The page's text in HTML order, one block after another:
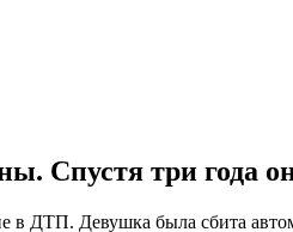
Спустя три года
Девушка была сбита